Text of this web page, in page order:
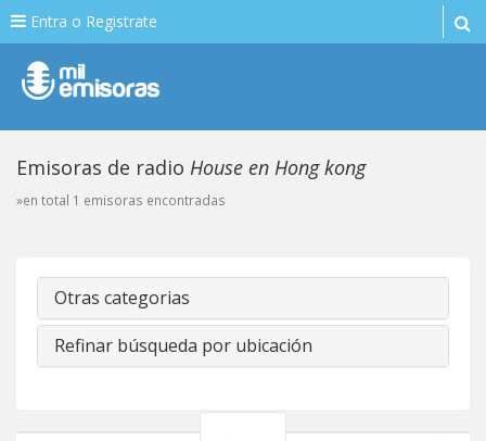
Entra o Registrate
Emisoras de radio House en Hong kong
»en total 1 emisoras encontradas
Otras categorias
Refinar búsqueda por ubicación